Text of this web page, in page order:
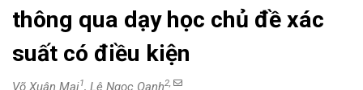
thông qua dạy học chủ đề xác
suất có điều kiện
Võ Xuân Mai1, Lê Ngọc Oanh2,